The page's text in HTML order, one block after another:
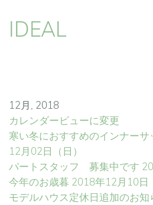
IDEAL
12月, 2018
カレンダービューに変更
寒い冬におすすめのインナーサ
12月02日（日）
パートスタッフ 募集中です
今年のお歳暮 2018年12月10日
モデルハウス定休日追加のお知